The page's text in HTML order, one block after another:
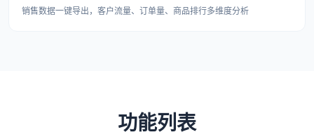
销售数据一键导出，客户流量、订单量、商品排行多维度分析
功能列表